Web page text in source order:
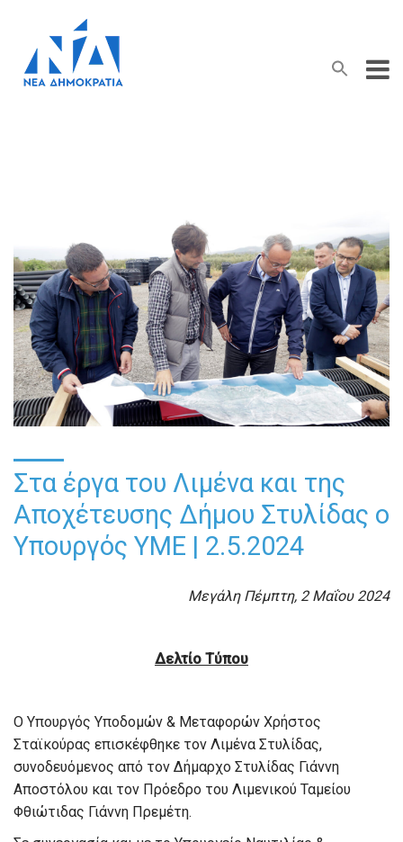
Search
Search Button
Στα έργα του Λιμένα και της
Αποχέτευσης Δήμου Στυλίδας ο
Υπουργός ΥΜΕ | 2.5.2024
Μεγάλη Πέμπτη, 2 Μαΐου 2024
Δελτίο Τύπου
Ο Υπουργός Υποδομών & Μεταφορών Χρήστος
Σταϊκούρας επισκέφθηκε τον Λιμένα Στυλίδας,
συνοδευόμενος από τον Δήμαρχο Στυλίδας Γιάννη
Αποστόλου και τον Πρόεδρο του Λιμενικού Ταμείου
Φθιώτιδας Γιάννη Πρεμέτη.